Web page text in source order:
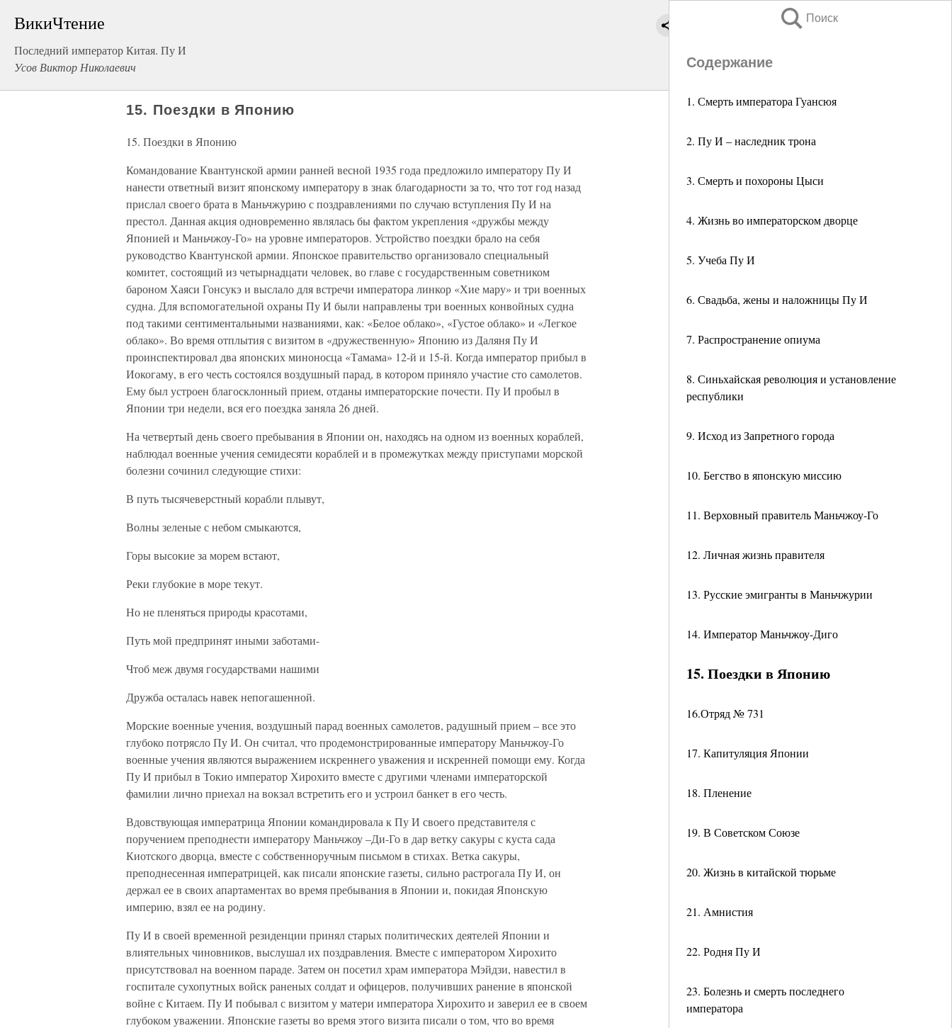
ВикиЧтение
Последний император Китая. Пу И
Усов Виктор Николаевич
Поиск
Содержание
1. Смерть императора Гуансюя
2. Пу И – наследник трона
3. Смерть и похороны Цыси
4. Жизнь во императорском дворце
5. Учеба Пу И
6. Свадьба, жены и наложницы Пу И
7. Распространение опиума
8. Синьхайская революция и установление
республики
9. Исход из Запретного города
10. Бегство в японскую миссию
11. Верховный правитель Маньчжоу-Го
12. Личная жизнь правителя
13. Русские эмигранты в Маньчжурии
14. Император Маньчжоу-Диго
15. Поездки в Японию
16.Отряд № 731
17. Капитуляция Японии
18. Пленение
19. В Советском Союзе
20. Жизнь в китайской тюрьме
21. Амнистия
22. Родня Пу И
23. Болезнь и смерть последнего
императора
15. Поездки в Японию
15. Поездки в Японию
Командование Квантунской армии ранней весной 1935 года предложило императору Пу И
нанести ответный визит японскому императору в знак благодарности за то, что тот год назад
прислал своего брата в Маньчжурию с поздравлениями по случаю вступления Пу И на
престол. Данная акция одновременно являлась бы фактом укрепления «дружбы между
Японией и Маньчжоу-Го» на уровне императоров. Устройство поездки брало на себя
руководство Квантунской армии. Японское правительство организовало специальный
комитет, состоящий из четырнадцати человек, во главе с государственным советником
бароном Хаяси Гонсукэ и выслало для встречи императора линкор «Хие мару» и три военных
судна. Для вспомогательной охраны Пу И были направлены три военных конвойных судна
под такими сентиментальными названиями, как: «Белое облако», «Густое облако» и «Легкое
облако». Во время отплытия с визитом в «дружественную» Японию из Даляня Пу И
проинспектировал два японских миноносца «Тамама» 12-й и 15-й. Когда император прибыл в
Иокогаму, в его честь состоялся воздушный парад, в котором приняло участие сто самолетов.
Ему был устроен благосклонный прием, отданы императорские почести. Пу И пробыл в
Японии три недели, вся его поездка заняла 26 дней.
На четвертый день своего пребывания в Японии он, находясь на одном из военных кораблей,
наблюдал военные учения семидесяти кораблей и в промежутках между приступами морской
болезни сочинил следующие стихи:
В путь тысячеверстный корабли плывут,
Волны зеленые с небом смыкаются,
Горы высокие за морем встают,
Реки глубокие в море текут.
Но не пленяться природы красотами,
Путь мой предпринят иными заботами-
Чтоб меж двумя государствами нашими
Дружба осталась навек непогашенной.
Морские военные учения, воздушный парад военных самолетов, радушный прием – все это
глубоко потрясло Пу И. Он считал, что продемонстрированные императору Маньчжоу-Го
военные учения являются выражением искреннего уважения и искренней помощи ему. Когда
Пу И прибыл в Токио император Хирохито вместе с другими членами императорской
фамилии лично приехал на вокзал встретить его и устроил банкет в его честь.
Вдовствующая императрица Японии командировала к Пу И своего представителя с
поручением преподнести императору Маньчжоу –Ди-Го в дар ветку сакуры с куста сада
Киотского дворца, вместе с собственноручным письмом в стихах. Ветка сакуры,
преподнесенная императрицей, как писали японские газеты, сильно растрогала Пу И, он
держал ее в своих апартаментах во время пребывания в Японии и, покидая Японскую
империю, взял ее на родину.
Пу И в своей временной резиденции принял старых политических деятелей Японии и
влиятельных чиновников, выслушал их поздравления. Вместе с императором Хирохито
присутствовал на военном параде. Затем он посетил храм императора Мэйдзи, навестил в
госпитале сухопутных войск раненых солдат и офицеров, получивших ранение в японской
войне с Китаем. Пу И побывал с визитом у матери императора Хирохито и заверил ее в своем
глубоком уважении. Японские газеты во время этого визита писали о том, что во время